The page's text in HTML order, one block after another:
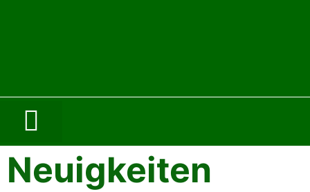
Neuigkeiten